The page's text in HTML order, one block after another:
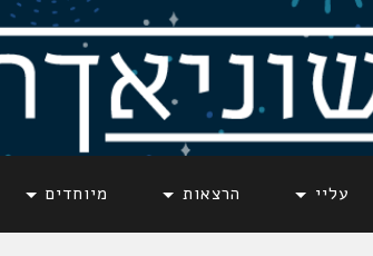
עליי הרצאות מיוחדים